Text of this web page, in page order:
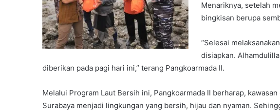
Menariknya, setelah
bingkisan berupa
“Selesai
disiapkan.
diberikan pada pagi hari ini,” terang Pangkoarmada II.
Melalui Program Laut Bersih ini, Pangkoarmada II berharap,
Surabaya menjadi lingkungan yang bersih, hijau dan nyaman.